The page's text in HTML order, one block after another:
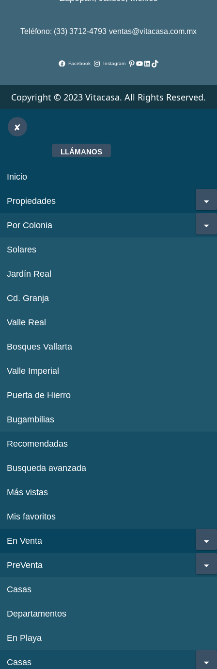
Teléfono: (33) 3712-4793 ventas@vitacasa.com.mx
Facebook Instagram Pinterest
YouTube
LinkedIn
TikTok
Copyright © 2023 Vitacasa. All Rights Reserved.
LLÁMANOS
Inicio
Propiedades
Por Colonia
Solares
Jardín Real
Cd. Granja
Valle Real
Bosques Vallarta
Valle Imperial
Puerta de Hierro
Bugambilias
Recomendadas
Busqueda avanzada
Más vistas
Mis favoritos
En Venta
PreVenta
Casas
Departamentos
En Playa
Casas